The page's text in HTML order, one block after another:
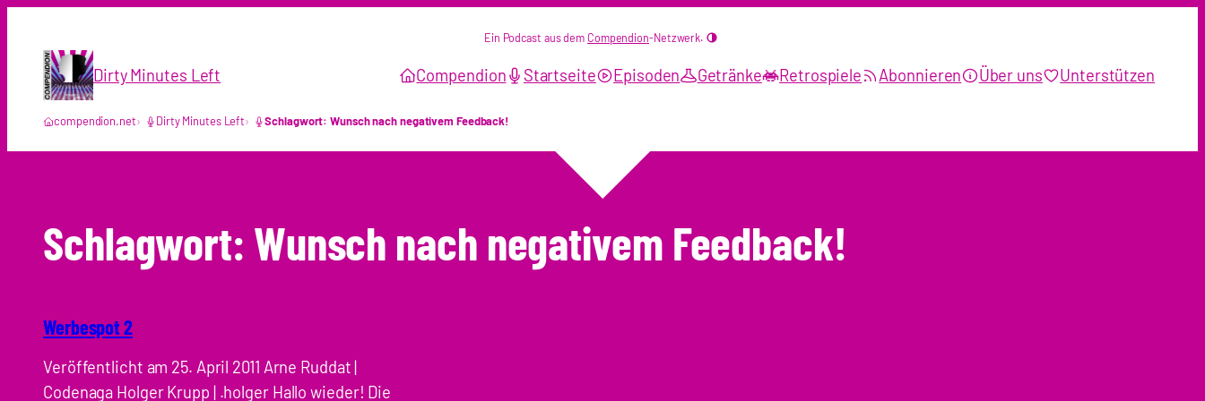
springen
Ein Podcast aus dem Compendion-Netzwerk.
Dirty Minutes Left Compendion Startseite Episoden Getränke Retrospiele Abonnieren Über uns Unterstützen
compendion.net Dirty Minutes Left Schlagwort: Wunsch nach negativem Feedback!
Schlagwort: Wunsch nach negativem Feedback!
Werbespot 2
Veröffentlicht am 25. April 2011 Arne Ruddat |
Codenaga Holger Krupp | .holger Hallo wieder! Die